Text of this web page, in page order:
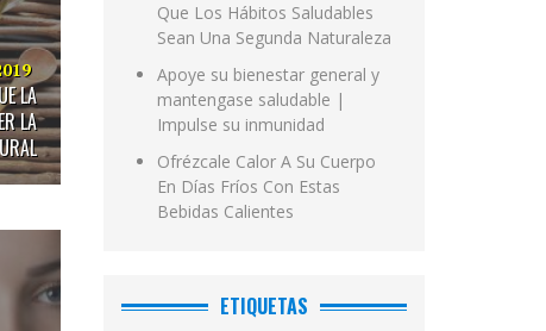
LA
LA
Que Los Hábitos Saludables
Sean Una Segunda Naturaleza
Apoye su bienestar general y
mantengase saludable |
Impulse su inmunidad
Ofrézcale Calor A Su Cuerpo
En Días Fríos Con Estas
Bebidas Calientes
ETIQUETAS